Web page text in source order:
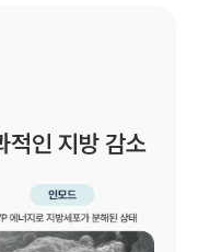
적인 지방 감소